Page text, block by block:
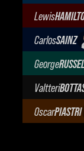
BWT
Lewis
CarlosSAINZ
George
Valtteri
Cadillac
OscarPIASTRI